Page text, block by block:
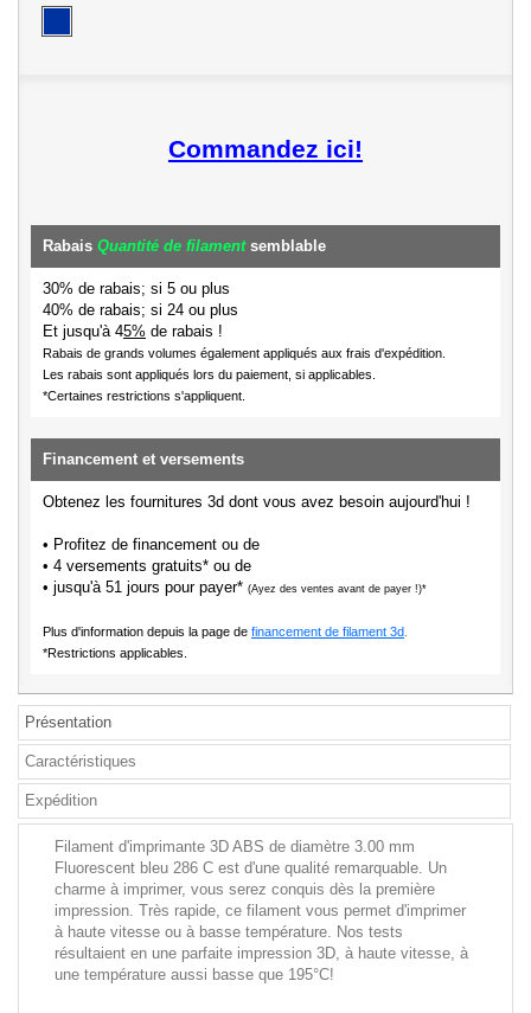
Commandez ici!
Rabais Quantité de filamentsemblable
30% de rabais; si 5 ou plus
40% de rabais; si 24 ou plus
Et jusqu'à 45% de rabais !
Rabais de grands volumes également appliqués aux frais d'expédition.
Les rabais sont appliqués lors du paiement, si applicables.
*Certaines restrictions s'appliquent.
Financement et versements
Obtenez les fournitures 3d dont vous avez besoin aujourd'hui !
• Profitez de financement ou de
• 4 versements gratuits* ou de
• jusqu'à 51 jours pour payer* (Ayez des ventes avant de payer !)*
Plus d'information depuis la page de financement de filament 3d
*Restrictions applicables.
Présentation
Caractéristiques
Expédition
Filament d'imprimante 3D ABS de diamètre 3.00 mm
Fluorescent bleu 286 C est d'une qualité remarquable. Un
charme à imprimer, vous serez conquis dès la première
impression. Très rapide, ce filament vous permet d'imprimer
à haute vitesse ou à basse température. Nos tests
résultaient en une parfaite impression 3D, à haute vitesse, à
une température aussi basse que 195°C!